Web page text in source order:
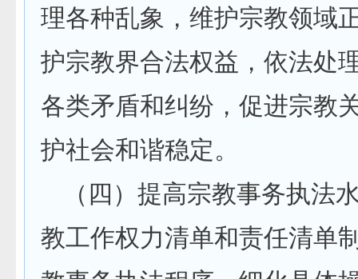
理各种乱象，维护宗教领域
护宗教界合法权益，依法处
各类矛盾和纠纷，促进宗教
护社会和谐稳定。
（四）提高宗教事务执法
教工作权力清单和责任清单